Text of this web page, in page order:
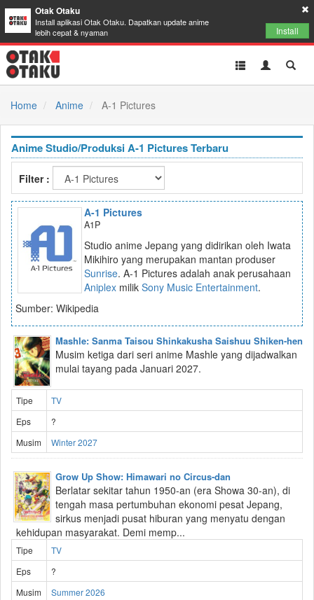
Otak Otaku
Install aplikasi Otak Otaku. Dapatkan update anime
lebih cepat & nyaman
Install
Toggle
Toggle
Home
Anime A-1 Pictures
Anime Studio/Produksi A-1 Pictures Terbaru
Filter :
A-1 Pictures
A1P
Studio anime Jepang yang didirikan oleh Iwata
Mikihiro yang merupakan mantan produser
Sunrise. A-1 Pictures adalah anak perusahaan
Aniplex milik Sony Music Entertainment.
Sumber: Wikipedia
Mashle: Sanma Taisou Shinkakusha Saishuu Shiken-hen
Musim ketiga dari seri anime Mashle yang dijadwalkan
mulai tayang pada Januari 2027.
Tipe
TV
Eps
?
Musim
Winter 2027
Grow Up Show: Himawari no Circus-dan
Berlatar sekitar tahun 1950-an (era Showa 30-an), di
tengah masa pertumbuhan ekonomi pesat Jepang,
sirkus menjadi pusat hiburan yang menyatu dengan
kehidupan masyarakat. Demi memp...
Tipe
TV
Eps
?
Musim
Summer 2026